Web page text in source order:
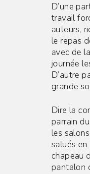
D’une
travail
auteurs,
le repas
avec de
journée
D’autre
grande
Dire la
parrain
les
salués en
chapeau
pantalon